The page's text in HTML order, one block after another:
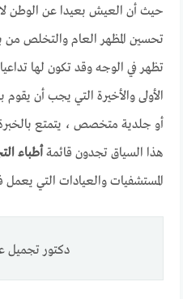
حيث أن العيش بعيدا عن الوطن
تحسين المظهر العام والتخلص من
تظهر في الوجه وقد تكون لها
الأولى والأخيرة التي يجب أن
أو جلدية متخصص ، يتمتع بالخبرة
هذا السياق تجدون قائمةأطباء
المستشفيات والعيادات التي
دكتور تجميل